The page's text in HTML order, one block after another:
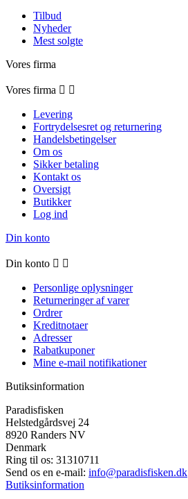
Tilbud
Nyheder
Mest solgte
Vores firma
Vores firma  
Levering
Fortrydelsesret og returnering
Handelsbetingelser
Om os
Sikker betaling
Kontakt os
Oversigt
Butikker
Log ind
Din konto
Din konto  
Personlige oplysninger
Returneringer af varer
Ordrer
Kreditnotaer
Adresser
Rabatkuponer
Mine e-mail notifikationer
Butiksinformation
Paradisfisken
Helstedgårdsvej 24
8920 Randers NV
Denmark
Ring til os: 31310711
Send os en e-mail: info@paradisfisken.dk
Butiksinformation